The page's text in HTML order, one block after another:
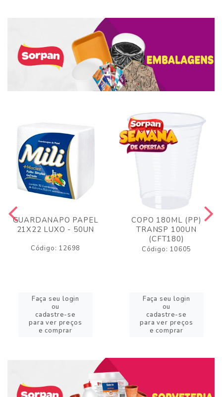
GUARDANAPO PAPEL
21X22 LUXO - 50UN
Código: 12698
Faça seu login
ou
cadastre-se
para ver preços
e comprar
COPO 180ML (PP)
TRANSP 100UN
(CFT180)
Código: 10605
Faça seu login
ou
cadastre-se
para ver preços
e comprar